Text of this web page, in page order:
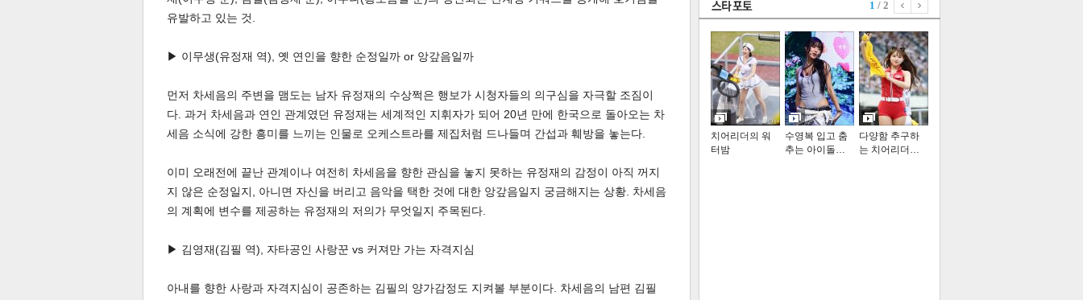
유발하고 있는 것.
▶ 이무생(유정재 역), 옛 연인을 향한 순정일까 or 앙갚음일까
먼저 차세음의 주변을 맴도는 남자 유정재의 수상쩍은 행보가 시청자들의 의구심을 자극할 조짐이
다. 과거 차세음과 연인 관계였던 유정재는 세계적인 지휘자가 되어 20년 만에 한국으로 돌아오는 차
세음 소식에 강한 흥미를 느끼는 인물로 오케스트라를 제집처럼 드나들며 간섭과 훼방을 놓는다.
이미 오래전에 끝난 관계이나 여전히 차세음을 향한 관심을 놓지 못하는 유정재의 감정이 아직 꺼지
지 않은 순정일지, 아니면 자신을 버리고 음악을 택한 것에 대한 앙갚음일지 궁금해지는 상황. 차세음
의 계획에 변수를 제공하는 유정재의 저의가 무엇일지 주목된다.
▶ 김영재(김필 역), 자타공인 사랑꾼 vs 커져만 가는 자격지심
아내를 향한 사랑과 자격지심이 공존하는 김필의 양가감정도 지켜볼 부분이다. 차세음의 남편 김필
1 / 2
치어리더의 워
터밤
수영복 입고 춤
추는 아이돌…
다양함 추구하
는 치어리더…